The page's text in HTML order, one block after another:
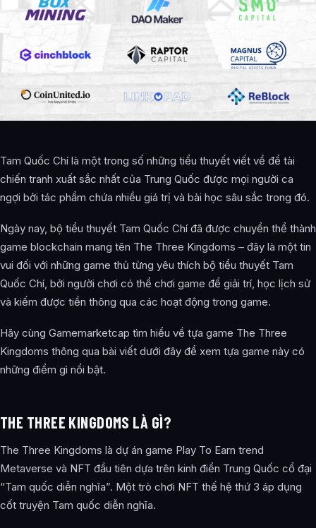
Tam Quốc Chí là một trong số những tiểu thuyết viết về đề tài
chiến tranh xuất sắc nhất của Trung Quốc được mọi người ca
ngợi bởi tác phẩm chứa nhiều giá trị và bài học sâu sắc trong đó.
Ngày nay, bộ tiểu thuyết Tam Quốc Chí đã được chuyển thể thành
game blockchain mang tên The Three Kingdoms – đây là một tin
vui đối với những game thủ từng yêu thích bộ tiểu thuyết Tam
Quốc Chí, bởi người chơi có thể chơi game để giải trí, học lịch sử
và kiếm được tiền thông qua các hoạt động trong game.
Hãy cùng Gamemarketcap tìm hiểu về tựa game The Three
Kingdoms thông qua bài viết dưới đây để xem tựa game này có
những điểm gì nổi bật.
THE THREE KINGDOMS LÀ GÌ?
The Three Kingdoms là dự án game Play To Earn trend
Metaverse và NFT đầu tiên dựa trên kinh điển Trung Quốc cổ đại
“Tam quốc diễn nghĩa”. Một trò chơi NFT thế hệ thứ 3 áp dụng
cốt truyện Tam quốc diễn nghĩa.